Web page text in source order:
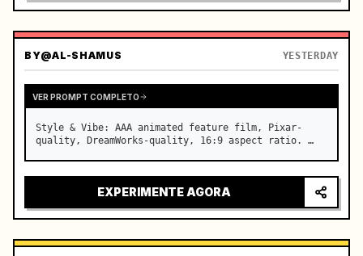
BY@AL-SHAMUS YESTERDAY
VER PROMPT COMPLETO
Style & Vibe: AAA animated feature film, Pixar-
quality, DreamWorks-quality, 16:9 aspect ratio. …
EXPERIMENTE AGORA